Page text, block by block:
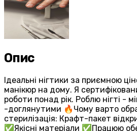
Опис
Ідеальні нігтики за приємною
манікюр на дому. Я
роботи понад рік. Роблю нігті -
-доглянутими 🔥Чому варто
стерилізація: Крафт-пакет
✅Якісні матеріали ✅Працюю